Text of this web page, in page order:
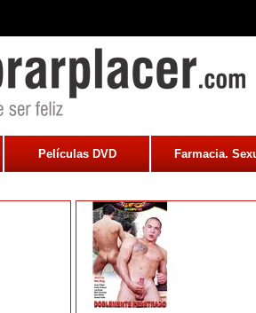
Películas DVD Farmacia.